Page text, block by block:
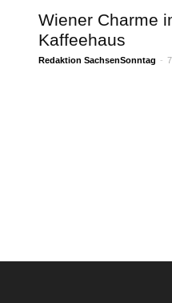
Wiener Charme
Kaffeehaus
Redaktion SachsenSonntag -